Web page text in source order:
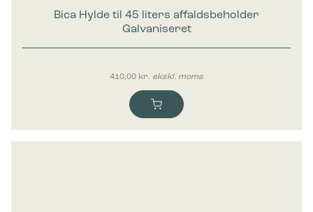
Bica Hylde til 45 liters affaldsbeholder
Galvaniseret
410,00kr. ekskl. moms